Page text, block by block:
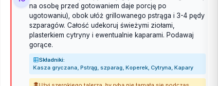
na osobę przed gotowaniem daje porcję po
ugotowaniu), obok ułóż grillowanego pstrąga i 3-4 pędy
szparagów. Całość udekoruj świeżymi ziołami,
plasterkiem cytryny i ewentualnie kaparami. Podawaj
gorące.
Składniki:
Kasza gryczana, Pstrąg, szparag, Koperek, Cytryna, Kapary